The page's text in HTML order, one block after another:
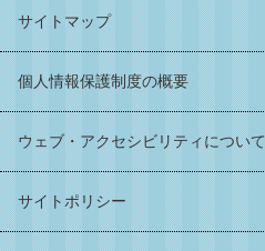
サイトマップ
個人情報保護制度の概要
ウェブ・アクセシビリティについて
サイトポリシー